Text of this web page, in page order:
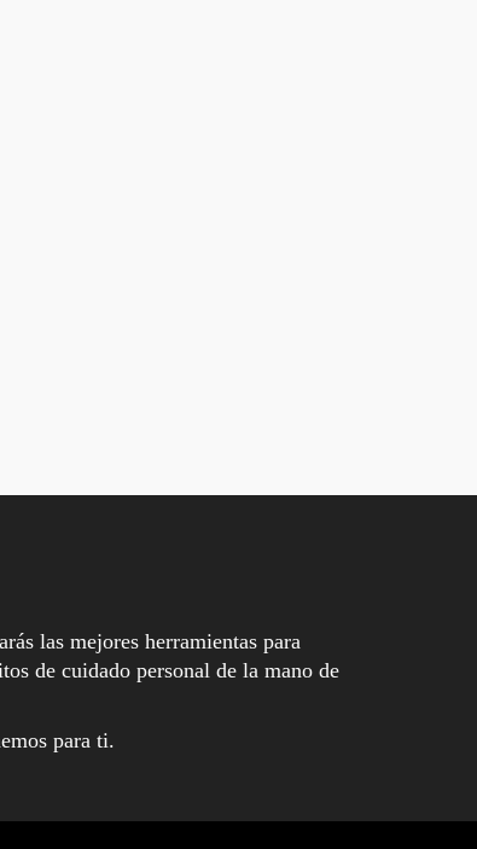
las mejores herramientas para
de cuidado personal de la mano de
para ti.